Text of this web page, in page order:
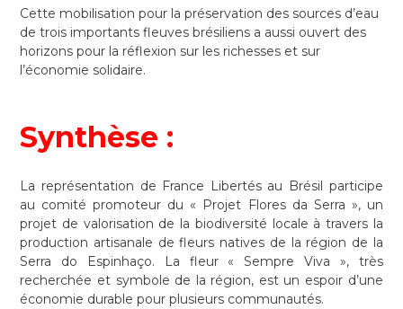
Cette mobilisation pour la préservation des sources d’eau
de trois importants fleuves brésiliens a aussi ouvert des
horizons pour la réflexion sur les richesses et sur
l’économie solidaire.
Synthèse :
La représentation de France Libertés au Brésil participe
au comité promoteur du « Projet Flores da Serra », un
projet de valorisation de la biodiversité locale à travers la
production artisanale de fleurs natives de la région de la
Serra do Espinhaço. La fleur « Sempre Viva », très
recherchée et symbole de la région, est un espoir d’une
économie durable pour plusieurs communautés.